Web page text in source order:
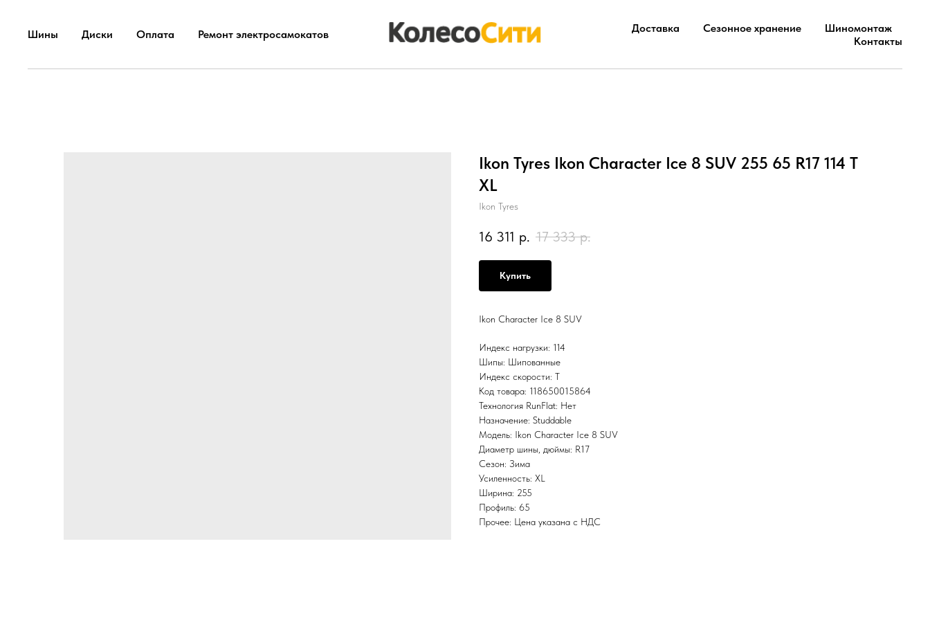
Шины Диски Оплата Ремонт электросамокатов Доставка Сезонное хранение
Шиномонтаж
Контакты
Ikon Tyres Ikon Character Ice 8 SUV 255 65 R17 114 T
XL
Ikon Tyres
16 311 р. 17 333 р.
Купить
Ikon Character Ice 8 SUV
Индекс нагрузки: 114
Шипы: Шипованные
Индекс скорости: T
Код товара: 118650015864
Технология RunFlat: Нет
Назначение: Studdable
Модель: Ikon Character Ice 8 SUV
Диаметр шины, дюймы: R17
Сезон: Зима
Усиленность: XL
Ширина: 255
Профиль: 65
Прочее: Цена указана с НДС